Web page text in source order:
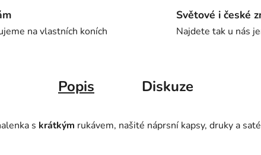
na vlastních koních
Světové i české
Najdete tak u nás
Popis Diskuze
s krátkým rukávem, našité náprsní kapsy, druky a